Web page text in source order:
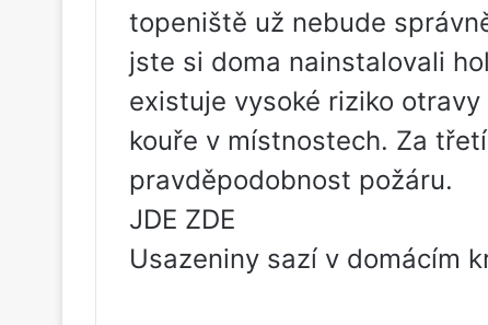
topeniště už nebude
jste si doma nainstalovali
existuje vysoké riziko
kouře v místnostech. Za
pravděpodobnost požáru.
JDE ZDE
Usazeniny sazí v domácím